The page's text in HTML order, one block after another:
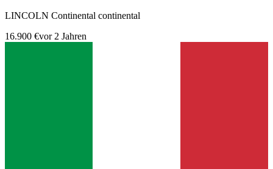
LINCOLN Continental continental
16.900 €vor 2 Jahren